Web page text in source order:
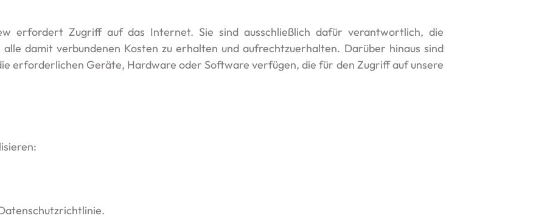
erfordert Zugriff auf das Internet. Sie sind ausschließlich dafür verantwortlich, die
damit verbundenen Kosten zu erhalten und aufrechtzuerhalten. Darüber hinaus sind
erforderlichen Geräte, Hardware oder Software verfügen, die für den Zugriff auf unsere